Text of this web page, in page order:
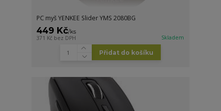
PC myš YENKEE Slider YMS 2080BG
449 Kč/ks
371 Kč bez DPH Skladem
Přidat do košíku